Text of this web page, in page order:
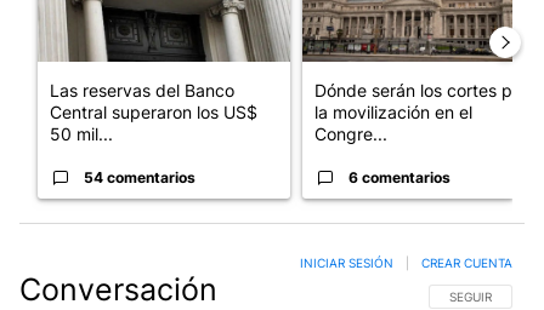
Las reservas del Banco
Central superaron los US$
50 mil...
54 comentarios
Dónde serán los cortes por
la movilización en el
Congre...
6 comentarios
Conversación SIGA ESTA
SEGUIR
INICIAR SESIÓN CREAR CUENTA